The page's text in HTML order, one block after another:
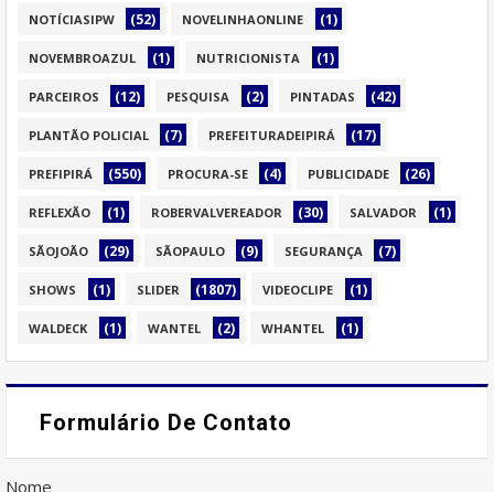
NOTÍCIASIPW (52) NOVELINHAONLINE (1)
NOVEMBROAZUL (1) NUTRICIONISTA (1)
PARCEIROS (12) PESQUISA (2) PINTADAS (42)
PLANTÃO POLICIAL (7) PREFEITURADEIPIRÁ (17)
PREFIPIRÁ (550) PROCURA-SE (4) PUBLICIDADE (26)
REFLEXÃO (1) ROBERVALVEREADOR (30) SALVADOR (1)
SÃOJOÃO (29) SÃOPAULO (9) SEGURANÇA (7)
SHOWS (1) SLIDER (1807) VIDEOCLIPE (1)
WALDECK (1) WANTEL (2) WHANTEL (1)
Formulário De Contato
Nome